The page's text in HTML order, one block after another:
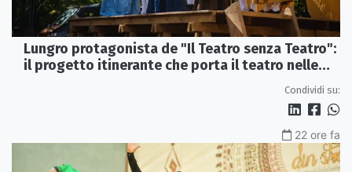
Lungro protagonista de "Il Teatro senza Teatro":
il progetto itinerante che porta il teatro nelle
Condividi su:
22 ore fa